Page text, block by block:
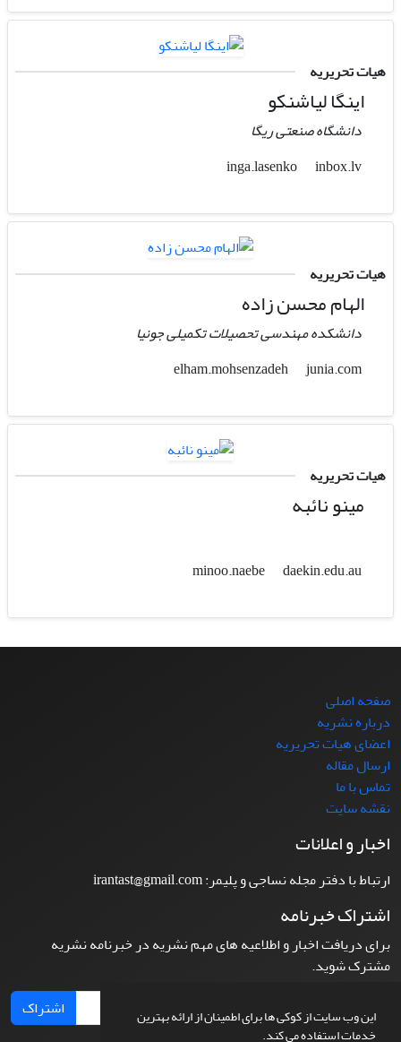
این وب سایت از کوکی ها برای اطمینان از ارائه بهترین
خدمات استفاده می کند.
هیات تحریریه
اینگا لیاشنکو
دانشگاه صنعتی ریگا
inbox.lv
هیات تحریریه
الهام محسن زاده
دانشکده مهندسی تحصیلات تکمیلی جونیا
junia.com
هیات تحریریه
مینو نائبه
daekin.edu.au
صفحه اصلی
درباره نشریه
اعضای هیات تحریریه
ارسال مقاله
تماس با ما
نقشه سایت
اخبار و اعلانات
ارتباط با دفتر مجله نساجی و پلیمر: irantast@gmail.com
اشتراک خبرنامه
برای دریافت اخبار و اطلاعیه های مهم نشریه در خبرنامه نشریه
مشترک شوید.
اشتراک